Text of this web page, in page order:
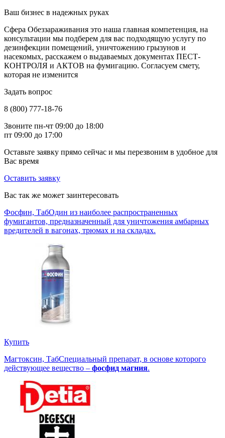
Ваш бизнес в надежных руках
Сфера Обеззараживания это наша главная компетенция, на
консультации мы подберем для вас подходящую услугу по
дезинфекции помещений, уничтожению грызунов и
насекомых, расскажем о выдаваемых документах ПЕСТ-
КОНТРОЛЯ и АКТОВ на фумигацию. Согласуем смету,
которая не изменится
Задать вопрос
8 (800) 777-18-76
Звоните пн-чт 09:00 до 18:00
пт 09:00 до 17:00
Оставьте заявку прямо сейчас и мы перезвоним в удобное для
Вас время
Оставить заявку
Вас так же может заинтересовать
Фосфин, ТабОдин из наиболее распространенных
фумигантов, предназначенный для уничтожения амбарных
вредителей в вагонах, трюмах и на складах.
Купить
Магтоксин, ТабСпециальный препарат, в основе которого
действующее вещество – фосфид магния.